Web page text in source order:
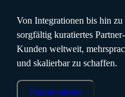
Von Integrationen bis hin
sorgfältig kuratiertes
Kunden weltweit,
und skalierbar zu schaffen.
Partner werden